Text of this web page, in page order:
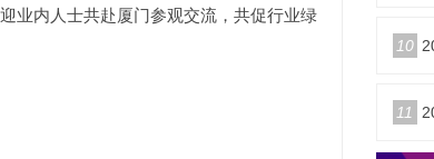
业内人士共赴厦门参观交流，共促行业绿
10
11